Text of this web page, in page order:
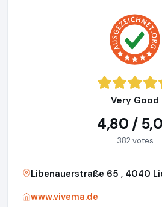
Very Good
4,80 /
382 votes
Libenauerstraße 65 , 4040
www.vivema.de